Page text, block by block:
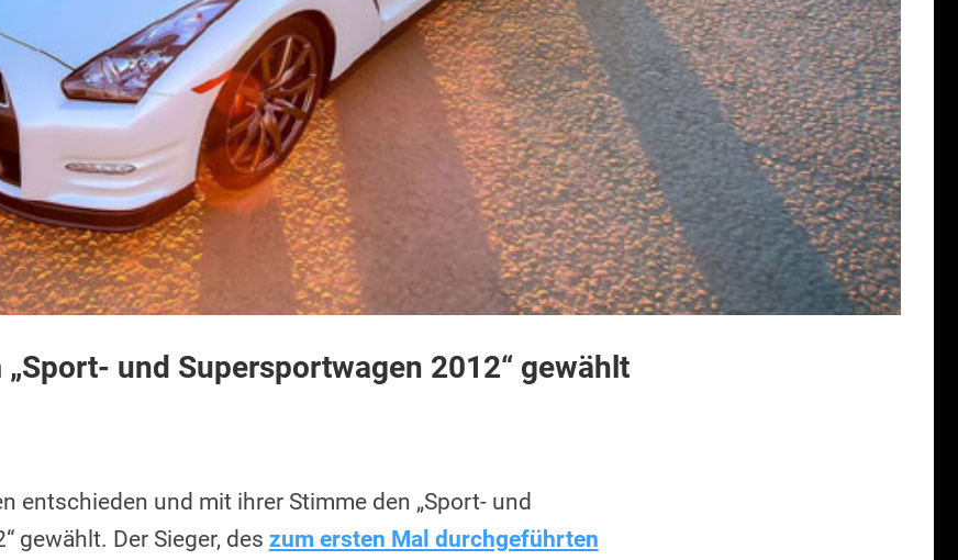
„Sport- und Supersportwagen 2012“ gewählt
entschieden und mit ihrer Stimme den „Sport- und
gewählt. Der Sieger, des zum ersten Mal durchgeführten